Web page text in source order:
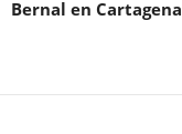
Bernal en Cartagena